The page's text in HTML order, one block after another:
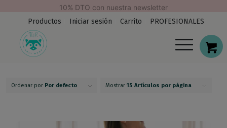
Envío Gratis. España (península)
Productos
Iniciar sesión Carrito PROFESIONALES
Ordenar por Por defecto Mostrar15 Artículos por página
modal-check